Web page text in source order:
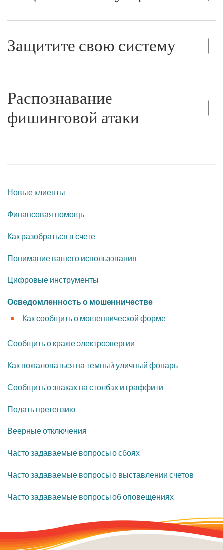
Защитите свою систему
Распознавание
фишинговой атаки
Новые клиенты
Финансовая помощь
Как разобраться в счете
Понимание вашего использования
Цифровые инструменты
Осведомленность о мошенничестве
Как сообщить о мошеннической форме
Сообщить о краже электроэнергии
Как пожаловаться на темный уличный фонарь
Сообщить о знаках на столбах и граффити
Подать претензию
Веерные отключения
​Часто задаваемые вопросы о сбоях
Часто задаваемые вопросы о выставлении счетов
Часто задаваемые вопросы об оповещениях